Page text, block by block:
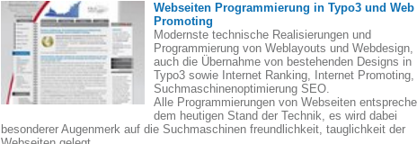
Webseiten Programmierung in Typo3 und Web
Promoting
Modernste technische Realisierungen und
Programmierung von Weblayouts und Webdesign,
auch die Übernahme von bestehenden Designs in
Typo3 sowie Internet Ranking, Internet Promoting,
Suchmaschinenoptimierung SEO.
Alle Programmierungen von Webseiten
dem heutigen Stand der Technik, es wird dabei
besonderer Augenmerk auf die Suchmaschinen freundlichkeit, tauglichkeit der